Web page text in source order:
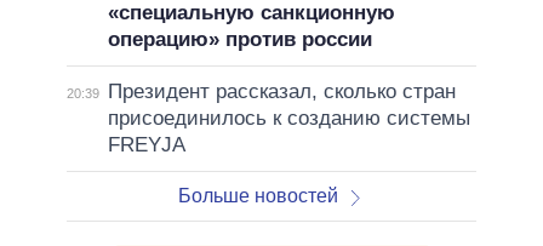
«специальную санкционную
операцию» против россии
20:39
Президент рассказал, сколько стран
присоединилось к созданию системы
FREYJA
Больше новостей